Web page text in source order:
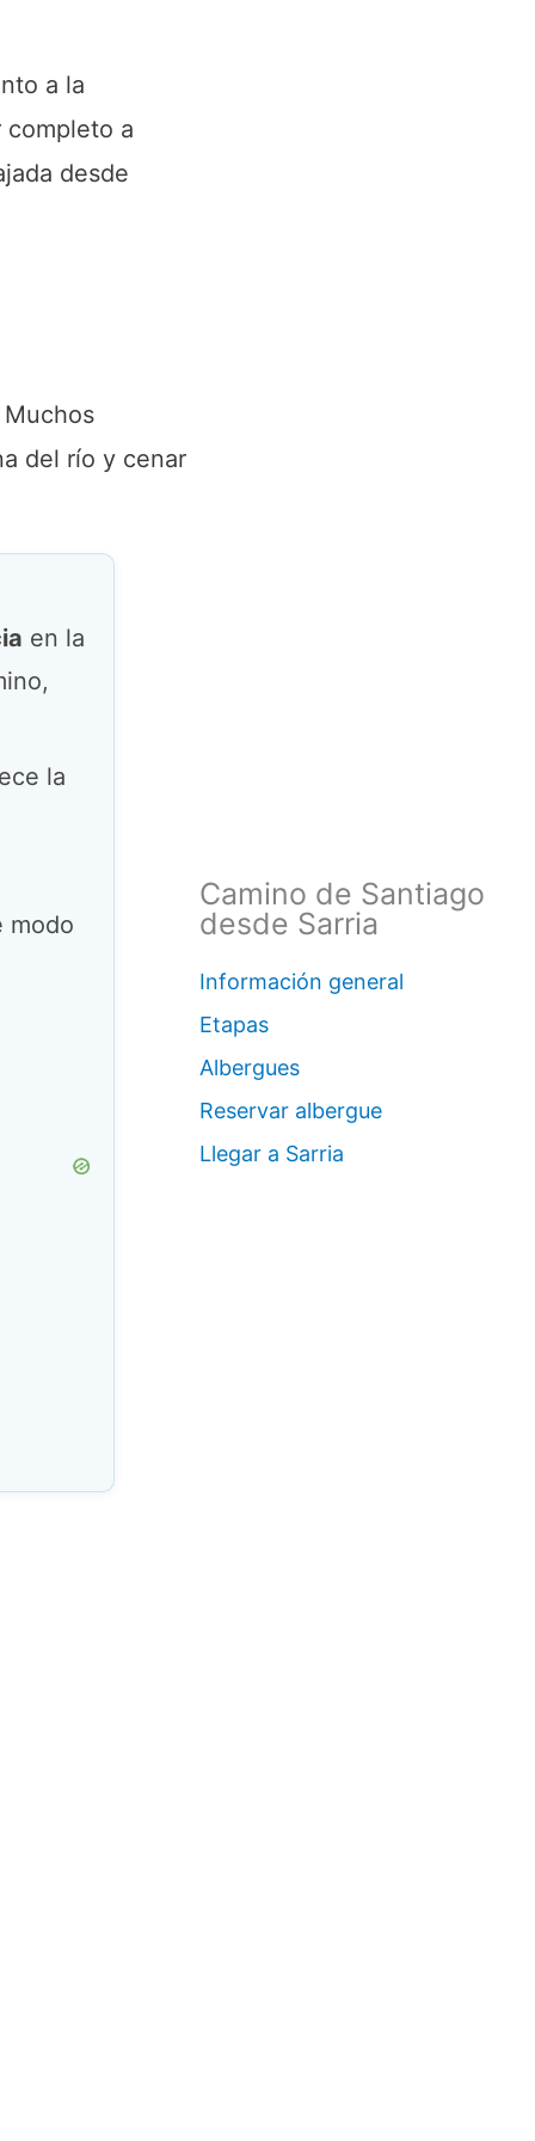
a la
completo a
desde
Muchos
del río y cenar
en la
la
modo
Camino de Santiago
desde Sarria
Información general
Etapas
Albergues
Reservar albergue
Llegar a Sarria